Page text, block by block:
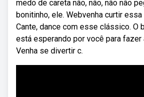
medo de careta não, não, não não
bonitinho, ele. Webvenha curtir
Cante, dance com esse clássico. O
está esperando por você para fazer
Venha se divertir c.